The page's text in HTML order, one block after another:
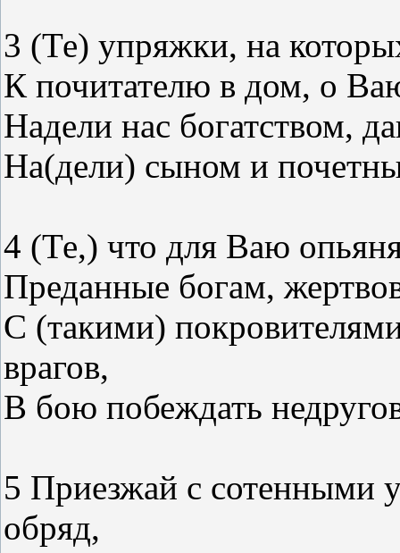
3 (Те) упряжки, на
К почитателю в дом, о
Надели нас богатством,
На(дели) сыном и
4 (Те,) что для Ваю
Преданные богам,
С (такими)
врагов,
В бою побеждать
5 Приезжай с сотенными
обряд,